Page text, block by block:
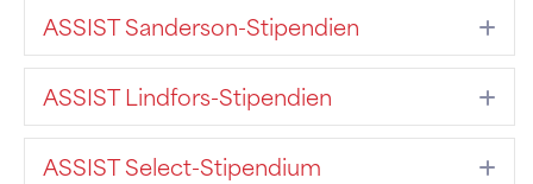
ASSIST Sanderson-Stipendien
ASSIST Lindfors-Stipendien
ASSIST Select-Stipendium